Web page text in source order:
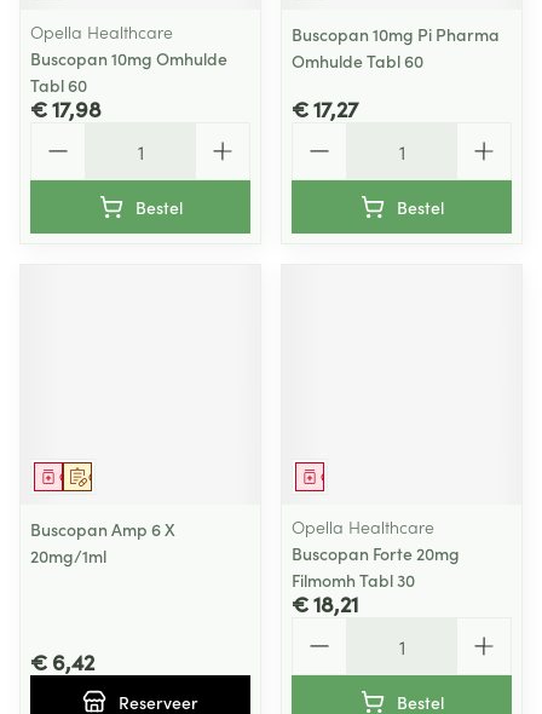
Opella Healthcare
Buscopan 10mg Omhulde
Tabl 60
€ 17,98
Bestel
Buscopan 10mg Pi Pharma
Omhulde Tabl 60
€ 17,27
Bestel
Op voorschrift
Geneesmiddel
Buscopan Amp 6 X
20mg/1ml
€ 6,42
Reserveer
Geneesmiddel
Opella Healthcare
Buscopan Forte 20mg
Filmomh Tabl 30
€ 18,21
Bestel